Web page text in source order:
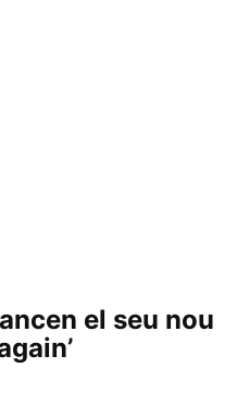
el seu nou